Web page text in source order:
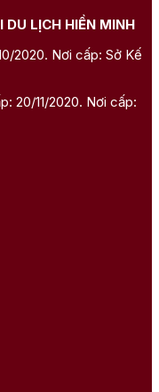
LỊCH HIỀN MINH
2020. Nơi cấp: Sở Kế
20/11/2020. Nơi cấp: